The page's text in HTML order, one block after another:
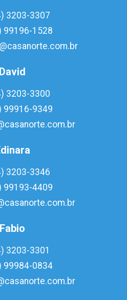
3203-3307
99196-1528
David
3203-3300
99916-9349
3203-3346
99193-4409
Fabio
3203-3301
99984-0834